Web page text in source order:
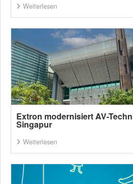
Weiterlesen
Extron modernisiert AV-
Singapur
Weiterlesen